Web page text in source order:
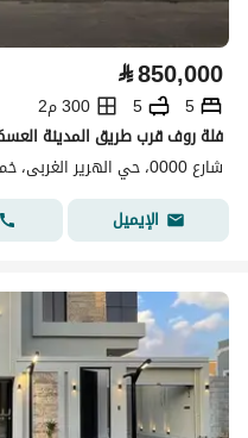
⃁850,000
5
5
300 م2
فلة روف قرب طريق المدينة
شارع 0000، حي الهرير الغربى، خميس مشيط
الإيميل